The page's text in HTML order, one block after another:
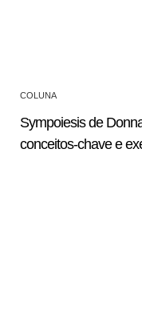
COLUNA
Sympoiesis de
conceitos-chave e